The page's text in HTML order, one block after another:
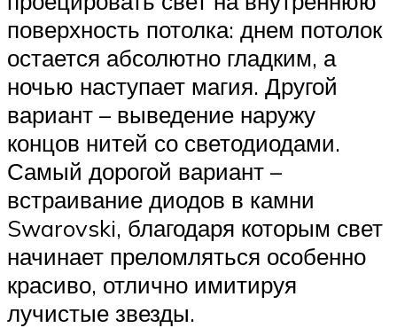
поверхность потолка: днем потолок
остается абсолютно гладким, а
ночью наступает магия. Другой
вариант – выведение наружу
концов нитей со светодиодами.
Самый дорогой вариант –
встраивание диодов в камни
Swarovski, благодаря которым свет
начинает преломляться особенно
красиво, отлично имитируя
лучистые звезды.